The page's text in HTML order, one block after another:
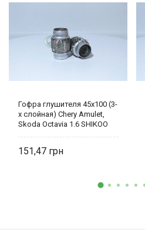
Гофра глушителя 45х100 (3-
х слойная) Chery Amulet,
Skoda Octavia 1.6 SHIKOO
151,47